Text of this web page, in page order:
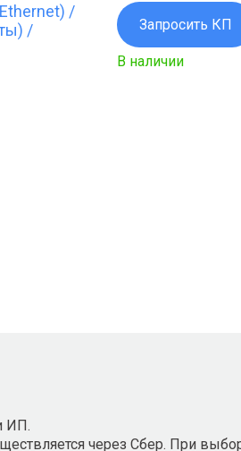
Запросить КП
В наличии
/
/
ИП.
через Сбер. При